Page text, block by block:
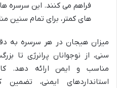
فراهم می کنند. این سرسره
های کمتر، برای تمام سنین
میزان هیجان در هر سرسره به
سنی، از نوجوانان پرانرژی تا
مناسب و ایمن ارائه دهد.
استانداردهای ایمنی،